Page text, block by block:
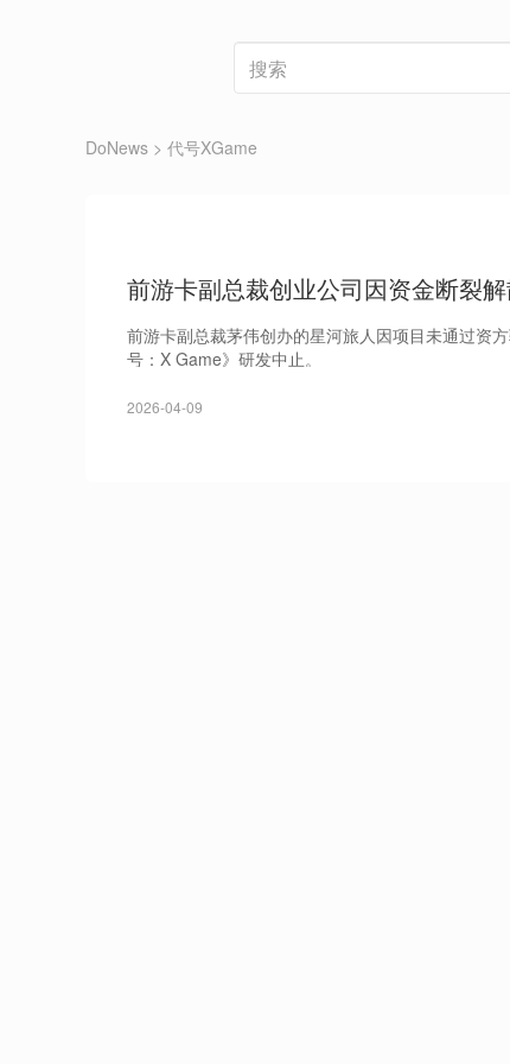
DoNews > 代号XGame
前游卡副总裁创业公司因资金断裂
前游卡副总裁茅伟创办的星河旅人因项目未通过资
号：X Game》研发中止。
2026-04-09